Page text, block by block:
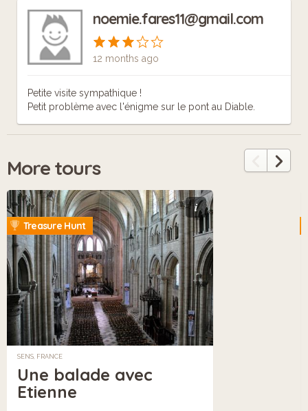
noemie.fares11@gmail.com
12 months ago
Petite visite sympathique !
Petit problème avec l'énigme sur le pont au Diable.
More tours
i
Treasure Hunt
SENS, FRANCE
Une balade avec
Etienne